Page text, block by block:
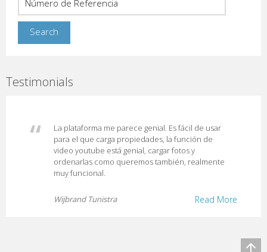
Testimonials
La plataforma me parece genial. Es fácil de usar
para el que carga propiedades, la función de
video youtube está genial, cargar fotos y
ordenarlas como queremos también, realmente
muy funcional.
Read More
Wijbrand Tunistra